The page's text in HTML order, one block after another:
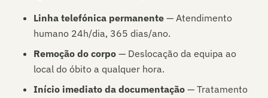
Linha telefónica permanente — Atendimento
humano 24h/dia, 365 dias/ano.
Remoção do corpo — Deslocação da equipa ao
local do óbito a qualquer hora.
Início imediato da documentação — Tratamento